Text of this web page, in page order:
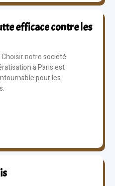
efficace contre les
notre société
à Paris est
pour les